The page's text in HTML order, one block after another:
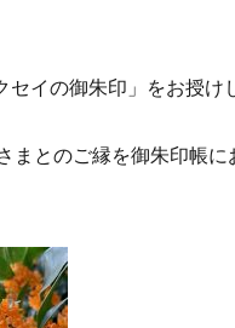
イの御朱印」をお授け
まとのご縁を御朱印帳